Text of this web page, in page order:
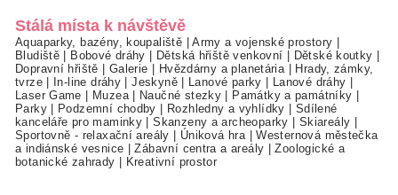
Stálá místa k návštěvě
Aquaparky, bazény, koupaliště |Army a vojenské prostory
Bludiště
Bobové dráhy Dětská hřiště venkovní Dětské koutky
Dopravní hřiště
Galerie Hvězdárny a planetária
Hrady, zámky,
tvrze| In-line dráhy |Jeskyně| Lanové parky Lanové dráhy
Laser Game
Muzea| Naučné stezky Památky a památníky
Parky| Podzemní chodby Rozhledny a vyhlídky
Sdílené
kanceláře pro maminky |Skanzeny a archeoparky Skiareály
Sportovně - relaxační areály
Úniková hra |Westernová městečka
a indiánské vesnice |Zábavní centra a areály |Zoologické a
botanické zahrady
Kreativní prostor